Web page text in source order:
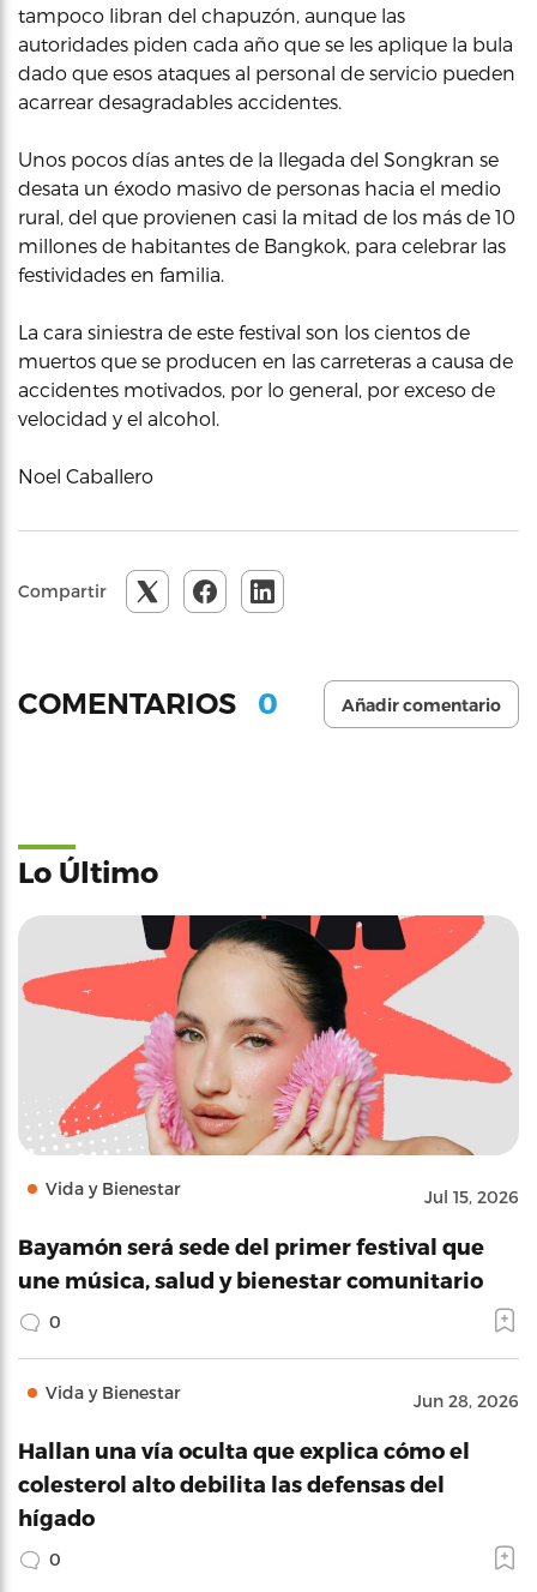
tampoco libran del chapuzón, aunque las
autoridades piden cada año que se les aplique la bula
dado que esos ataques al personal de servicio pueden
acarrear desagradables accidentes.
Unos pocos días antes de la llegada del Songkran se
desata un éxodo masivo de personas hacia el medio
rural, del que provienen casi la mitad de los más de 10
millones de habitantes de Bangkok, para celebrar las
festividades en familia.
La cara siniestra de este festival son los cientos de
muertos que se producen en las carreteras a causa de
accidentes motivados, por lo general, por exceso de
velocidad y el alcohol.
Noel Caballero
Compartir
COMENTARIOS 0 Añadir comentario
Lo Último
Vida y Bienestar Jul 15, 2026
Bayamón será sede del primer festival que
une música, salud y bienestar comunitario
0
Vida y Bienestar Jun 28, 2026
Hallan una vía oculta que explica cómo el
colesterol alto debilita las defensas del
hígado
0